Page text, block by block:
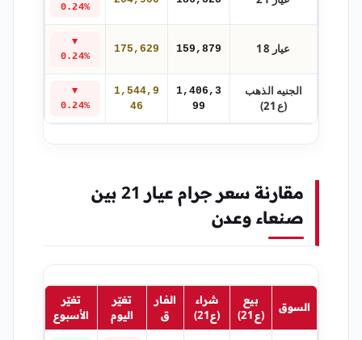
0.24%
عيار 18 159,879
175,629
▼
0.24%
الجنيه الذهب
(ع21)
1,406,3
99
1,544,9
46
▼
0.24%
مقارنة سعر جرام عيار 21 بين
صنعاء وعدن
السوق
بيع
(ع21)
شراء
(ع21)
الفار
ق
تغيّر
اليوم
تغيّر
الأسبوع